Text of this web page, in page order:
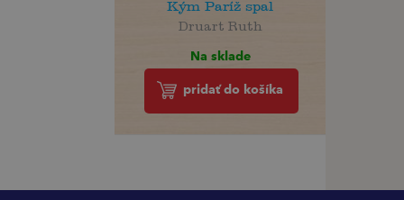
Kým Paríž spal
Druart Ruth
Na sklade
pridať do košíka